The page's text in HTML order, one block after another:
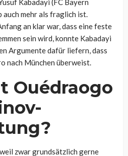
Kabadayi (FC Bayern
auch mehr als fraglich ist.
an klar war, dass eine feste
sein wird, konnte Kabadayi
Argumente dafür liefern, dass
nach München überweist.
Ouédraogo
zwar grundsätzlich gerne